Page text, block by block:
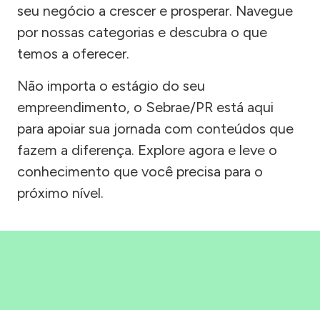
seu negócio a crescer e prosperar. Navegue
por nossas categorias e descubra o que
temos a oferecer.
Não importa o estágio do seu
empreendimento, o Sebrae/PR está aqui
para apoiar sua jornada com conteúdos que
fazem a diferença. Explore agora e leve o
conhecimento que você precisa para o
próximo nível.